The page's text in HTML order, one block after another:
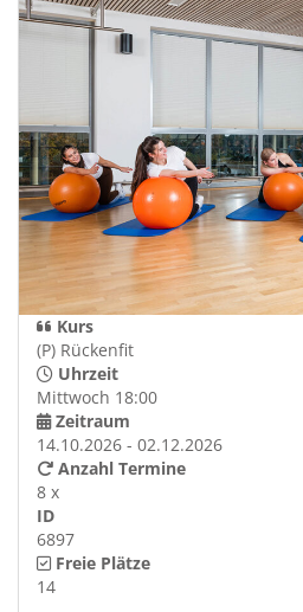
Kurs
(P) Rückenfit
Uhrzeit
Mittwoch 18:00
Zeitraum
14.10.2026 - 02.12.2026
Anzahl Termine
8 x
ID
6897
Freie Plätze
14